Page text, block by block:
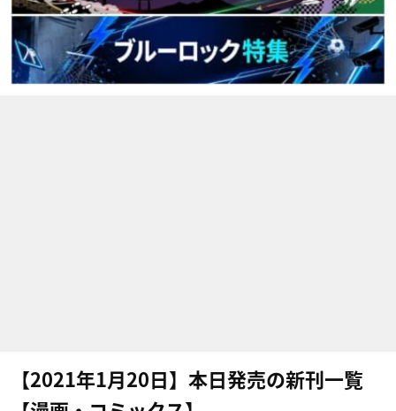
【2021年1月20日】本日発売の新刊一覧